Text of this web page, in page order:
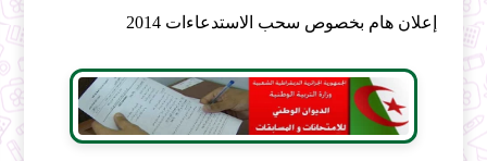
إعلان هام بخصوص سحب الاستدعاءات 2014